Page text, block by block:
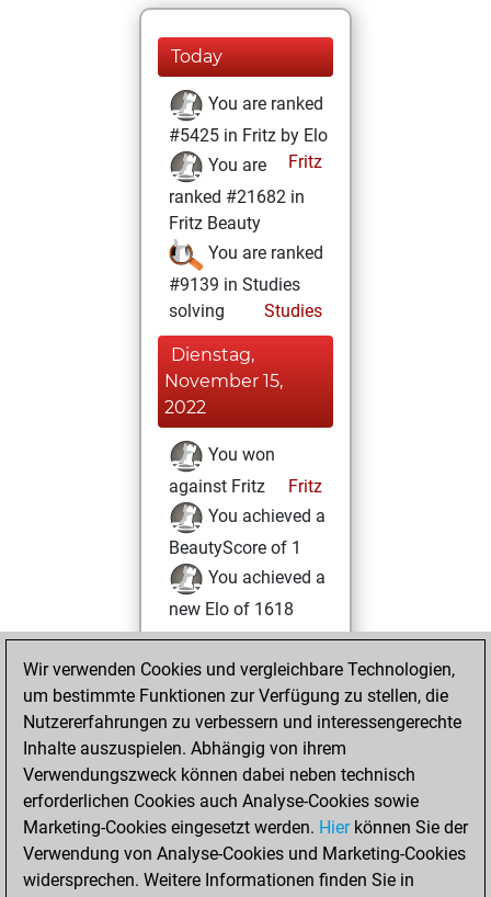
Today
You are ranked
#5425 in Fritz by Elo
Fritz
You are
ranked #21682 in
Fritz Beauty
You are ranked
#9139 in Studies
solving
Studies
Dienstag,
November 15,
2022
You won
against Fritz
Fritz
You achieved a
BeautyScore of 1
You achieved a
new Elo of 1618
Januar 6, 2022
You created
your Studies account
Studies
Donnerstag,
Dezember 17,
2020
Wir verwenden Cookies und vergleichbare Technologien,
um bestimmte Funktionen zur Verfügung zu stellen, die
Nutzererfahrungen zu verbessern und interessengerechte
Inhalte auszuspielen. Abhängig von ihrem
Verwendungszweck können dabei neben technisch
erforderlichen Cookies auch Analyse-Cookies sowie
Marketing-Cookies eingesetzt werden. Hierkönnen Sie der
Verwendung von Analyse-Cookies und Marketing-Cookies
widersprechen. Weitere Informationen finden Sie in